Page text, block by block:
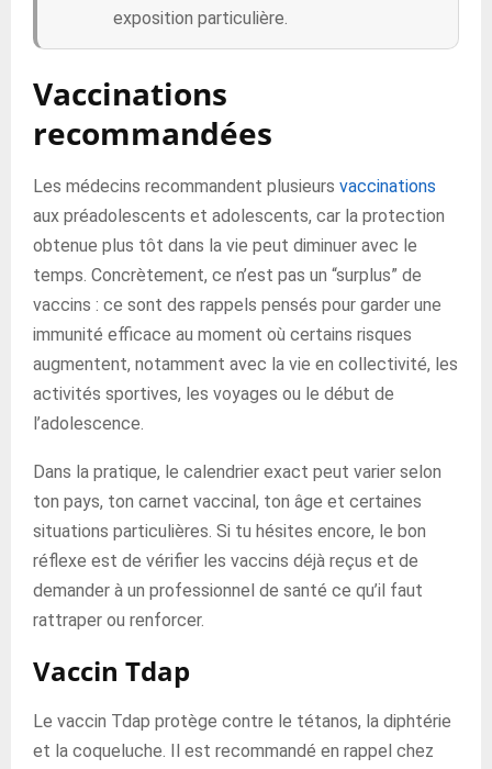
exposition particulière.
Vaccinations
recommandées
Les médecins recommandent plusieurs vaccinations
aux préadolescents et adolescents, car la protection
obtenue plus tôt dans la vie peut diminuer avec le
temps. Concrètement, ce n’est pas un “surplus” de
vaccins : ce sont des rappels pensés pour garder une
immunité efficace au moment où certains risques
augmentent, notamment avec la vie en collectivité, les
activités sportives, les voyages ou le début de
l’adolescence.
Dans la pratique, le calendrier exact peut varier selon
ton pays, ton carnet vaccinal, ton âge et certaines
situations particulières. Si tu hésites encore, le bon
réflexe est de vérifier les vaccins déjà reçus et de
demander à un professionnel de santé ce qu’il faut
rattraper ou renforcer.
Vaccin Tdap
Le vaccin Tdap protège contre le tétanos, la diphtérie
et la coqueluche. Il est recommandé en rappel chez